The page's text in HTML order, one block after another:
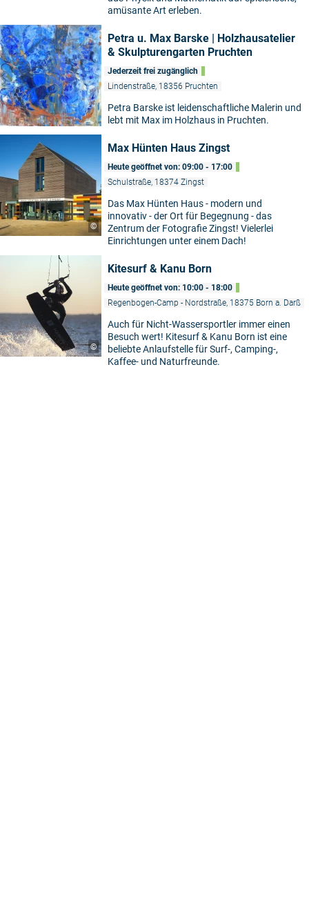
amüsante Art erleben.
Petra u. Max Barske | Holzhausatelier
& Skulpturengarten Pruchten
Jederzeit frei zugänglich
Lindenstraße, 18356 Pruchten
Petra Barske ist leidenschaftliche Malerin und
lebt mit Max im Holzhaus in Pruchten.
©
Max Hünten Haus Zingst
Heute geöffnet von: 09:00 - 17:00
Schulstraße, 18374 Zingst
Das Max Hünten Haus - modern und
innovativ - der Ort für Begegnung - das
Zentrum der Fotografie Zingst! Vielerlei
Einrichtungen unter einem Dach!
©
Kitesurf & Kanu Born
Heute geöffnet von: 10:00 - 18:00
Regenbogen-Camp - Nordstraße, 18375 Born a. Darß
Auch für Nicht-Wassersportler immer einen
Besuch wert! Kitesurf & Kanu Born ist eine
beliebte Anlaufstelle für Surf-, Camping-,
Kaffee- und Naturfreunde.